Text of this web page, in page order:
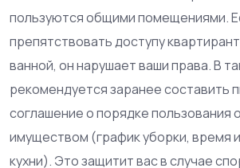
пользуются общими помещениями.
препятствовать доступу
ванной, он нарушает ваши права. В
рекомендуется заранее составить
соглашение о порядке пользования
имуществом (график уборки, время
кухни). Это защитит вас в случае